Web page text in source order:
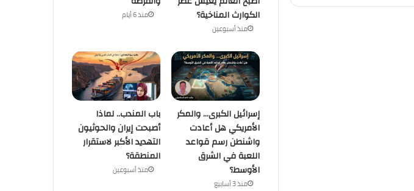
منذ 6 أيام
الكوارث المناخية؟
منذ أسبوعين
باب المندب.. لماذا
أصبحت إيران والحوثيون
التهديد الأكبر لاستقرار
المنطقة؟
منذ أسبوعين
إسرائيل الكبرى… والمكر
الأمريكي هل أعادت
واشنطن رسم قواعد
اللعبة في الشرق
الأوسط؟
منذ 3 أسابيع